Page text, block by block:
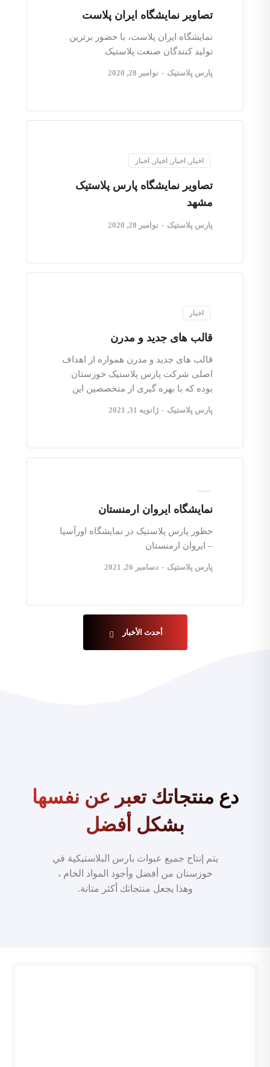
تصاویر نمایشگاه ایران پلاست
نمایشگاه ایران پلاست، با حضور برترین
تولید کنندگان صنعت پلاستیک
پارس پلاستیک - نوامبر 28, 2020
اخبار , اخبار , اخبار , اخبار
تصاویر نمایشگاه پارس پلاستیک
مشهد
پارس پلاستیک - نوامبر 28, 2020
اخبار
قالب های جدید و مدرن
قالب های جدید و مدرن همواره از اهداف
اصلی شرکت پارس پلاستیک خوزستان
بوده که با بهره گیری از متخصصین این
پارس پلاستیک - ژانویه 31, 2021
نمایشگاه ایروان ارمنستان
حظور پارس پلاستیک در نمایشگاه اورآسیا
– ایروان ارمنستان
پارس پلاستیک - دسامبر 26, 2021
أحدث الأخبار
دع منتجاتك تعبر عن نفسها
بشكل أفضل
يتم إنتاج جميع عبوات بارس البلاستيكية في
خوزستان من أفضل وأجود المواد الخام ،
وهذا يجعل منتجاتك أكثر متانة.